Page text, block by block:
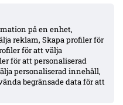
på en enhet,
reklam, Skapa profiler för
för att välja
för att personaliserad
personaliserad innehåll,
begränsade data för att
borta mot Rakow – avfärdar
Kalmar och Ljungskile i
Tyrén spelklar för resten av